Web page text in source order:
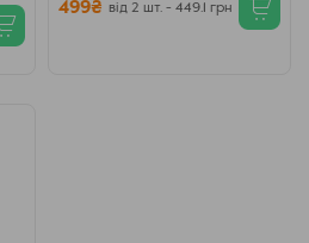
499₴ від 2 шт. - 449.1 грн